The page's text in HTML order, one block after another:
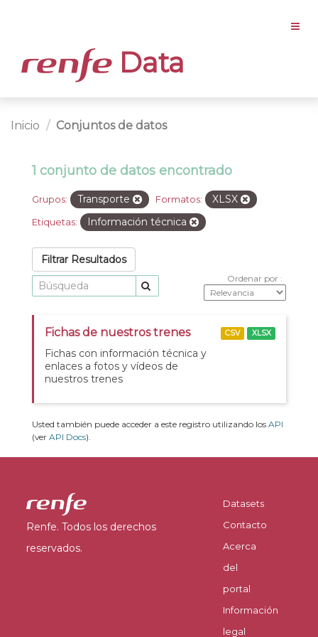
Data
Inicio Conjuntos de datos
1 conjunto de datos encontrado
Grupos: Transporte Formatos: XLSX
Etiquetas: Información técnica
Filtrar Resultados
Ordenar por
Fichas de nuestros trenes
Fichas con información técnica y
enlaces a fotos y vídeos de
nuestros trenes
CSV XLSX
Usted también puede acceder a este registro utilizando los API
(ver API Docs).
Renfe. Todos los derechos
reservados.
Datasets
Contacto
Acerca
del
portal
Información
legal